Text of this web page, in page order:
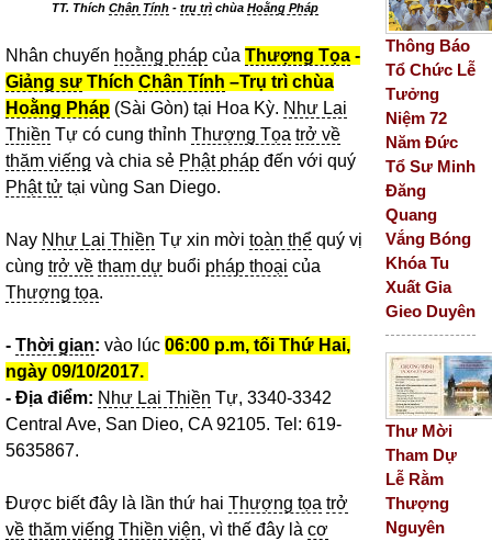
TT. Thích Chân Tính- trụ trìchùa Hoằng Pháp
Nhân chuyến hoằng pháp của Thượng Tọa -
Giảng sư Thích Chân Tính –Trụ trì chùa
Hoằng Pháp (Sài Gòn) tại Hoa Kỳ. Như Lai
Thiền Tự có cung thỉnh Thượng Tọa trở về
thăm viếng và chia sẻ Phật pháp đến với quý
Phật tử tại vùng San Diego.
Nay Như Lai Thiền Tự xin mời toàn thể quý vị
cùng trở về tham dự buổi pháp thoại của
Thượng tọa.
- Thời gian: vào lúc 06:00 p.m, tối Thứ Hai,
ngày 09/10/2017.
- Địa điểm: Như Lai Thiền Tự, 3340-3342
Central Ave, San Dieo, CA 92105. Tel: 619-
5635867.
Được biết đây là lần thứ hai Thượng tọa trở
về thăm viếng Thiền viện, vì thế đây là cơ
Thông Báo
Tổ Chức Lễ
Tưởng
Niệm 72
Năm Đức
Tổ Sư Minh
Đăng
Quang
Vắng Bóng
Khóa Tu
Xuất Gia
Gieo Duyên
Thư Mời
Tham Dự
Lễ Rằm
Thượng
Nguyên